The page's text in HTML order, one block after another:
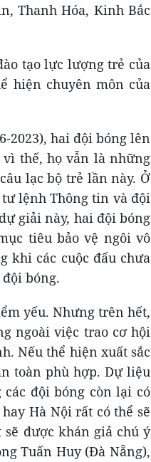
Thanh Hóa, Kinh Bắc
tạo lực lượng trẻ của
hiện chuyên môn của
2023), hai đội bóng lên
thế, họ vẫn là những
lạc bộ trẻ lần này. Ở
lệnh Thông tin và đội
giải này, hai đội bóng
tiêu bảo vệ ngôi vô
khi các cuộc đấu chưa
bóng.
yếu. Nhưng trên hết,
ngoài việc trao cơ hội
Nếu thể hiện xuất sắc
toàn phù hợp. Dự liệu
các đội bóng còn lại có
Hà Nội rất có thể sẽ
được khán giả chú ý
Tuấn Huy (Đà Nẵng),